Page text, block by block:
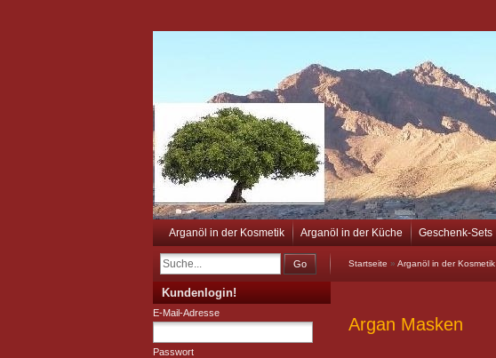
Arganöl in der Kosmetik Arganöl in der Küche Geschenk-Sets
Go Startseite » Arganöl in der Kosmetik
Argan Masken
Kundenlogin!
E-Mail-Adresse
Passwort